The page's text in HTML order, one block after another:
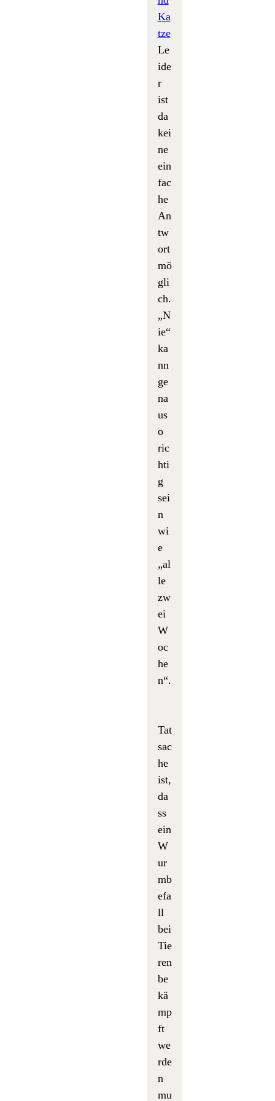
Ka
tze
Le
ide
r
ist
da
kei
ne
ein
fac
he
An
tw
ort
mö
gli
ch.
„N
ie“
ka
nn
ge
na
us
o
ric
hti
g
sei
n
wi
e
„al
le
zw
ei
W
oc
he
n“.
Tat
sac
he
ist,
da
ss
ein
W
ur
mb
efa
ll
bei
Tie
ren
be
kä
mp
ft
we
rde
n
mu